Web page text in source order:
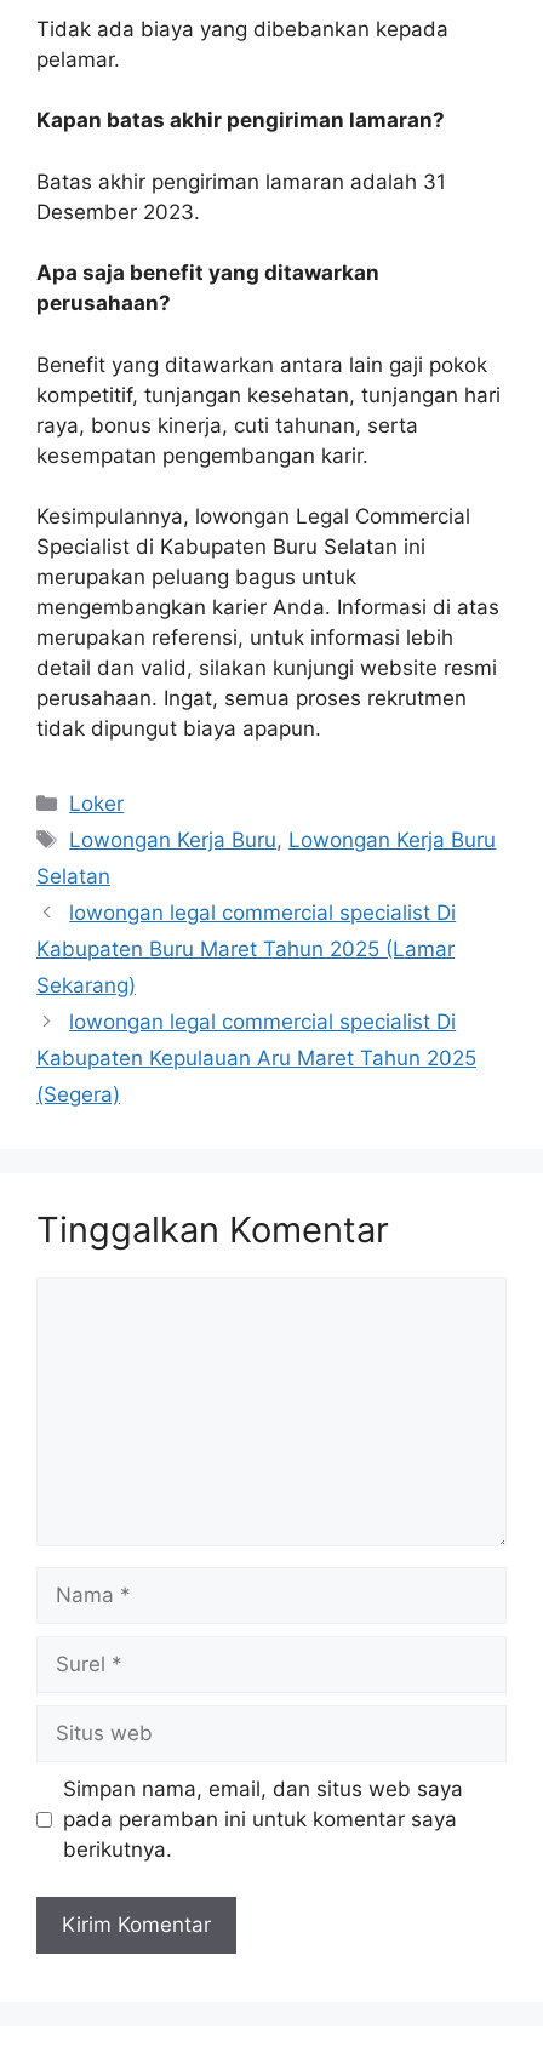
Tidak ada biaya yang dibebankan kepada
pelamar.
Kapan batas akhir pengiriman lamaran?
Batas akhir pengiriman lamaran adalah 31
Desember 2023.
Apa saja benefit yang ditawarkan
perusahaan?
Benefit yang ditawarkan antara lain gaji pokok
kompetitif, tunjangan kesehatan, tunjangan hari
raya, bonus kinerja, cuti tahunan, serta
kesempatan pengembangan karir.
Kesimpulannya, lowongan Legal Commercial
Specialist di Kabupaten Buru Selatan ini
merupakan peluang bagus untuk
mengembangkan karier Anda. Informasi di atas
merupakan referensi, untuk informasi lebih
detail dan valid, silakan kunjungi website resmi
perusahaan. Ingat, semua proses rekrutmen
tidak dipungut biaya apapun.
Kategori
Loker
Tag
Lowongan Kerja Buru, Lowongan Kerja Buru
Selatan
lowongan legal commercial specialist Di
Kabupaten Buru Maret Tahun 2025 (Lamar
Sekarang)
lowongan legal commercial specialist Di
Kabupaten Kepulauan Aru Maret Tahun 2025
(Segera)
Tinggalkan Komentar
Nama
Surel
Situs
web
Simpan nama, email, dan situs web saya
pada peramban ini untuk komentar saya
berikutnya.